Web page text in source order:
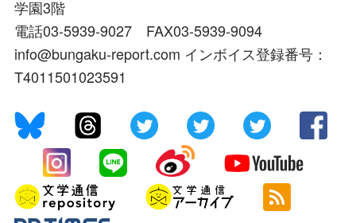
学園3階
電話03-5939-9027 FAX03-5939-9094
info@bungaku-report.com インボイス登録番号：
T4011501023591